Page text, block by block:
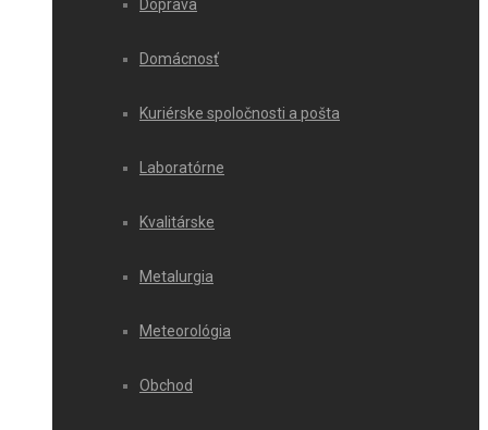
Doprava
Domácnosť
Kuriérske spoločnosti a pošta
Laboratórne
Kvalitárske
Metalurgia
Meteorológia
Obchod